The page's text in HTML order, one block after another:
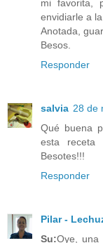
mi favorita,
envidiarle a
Anotada,
Besos.
Responder
salvia 28 de
Qué buena
esta receta
Besotes!!!
Responder
Pilar -
Su:Oye, una